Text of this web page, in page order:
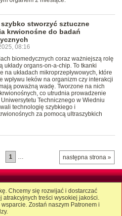
stworzyć sztuczne
krwionośne do badań
08:16
biomedycznych coraz ważniejszą rolę
układy organs-on-a-chip. To tkanki
na układach mikroprzepływowych, które
wpływu leków na organizm czy interakcji
poważną wadę. Tworzone na nich
co utrudnia prowadzenie
Technicznego w Wiedniu
technologię szybkiego i
za pomocą ultraszybkich
następna strona »
1 …
Chcemy się rozwijać i dostarczać
atrakcyjnych treści wysokiej jakości.
Zostań naszym Patronem i